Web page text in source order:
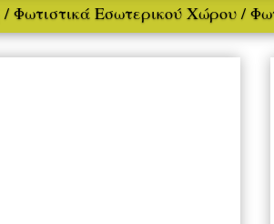
/Φωτιστικά Εσωτερικού Χώρου /